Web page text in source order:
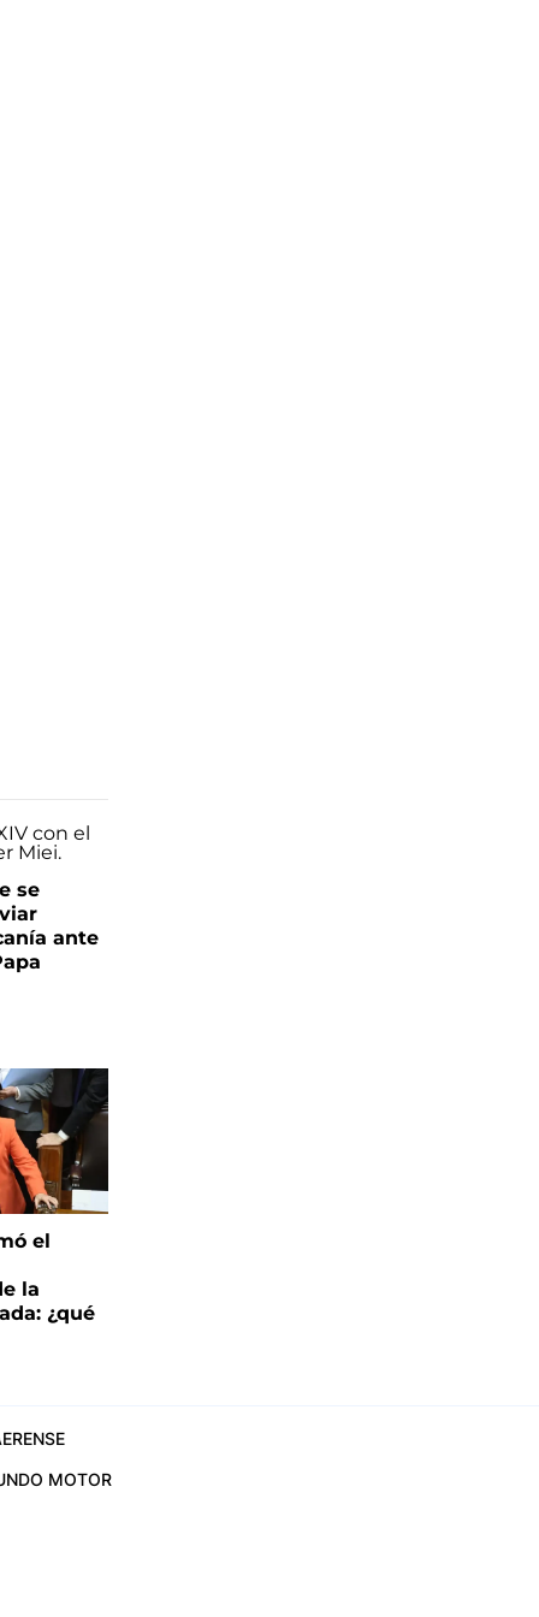
se
ante
el
la
¿qué
MOTOR